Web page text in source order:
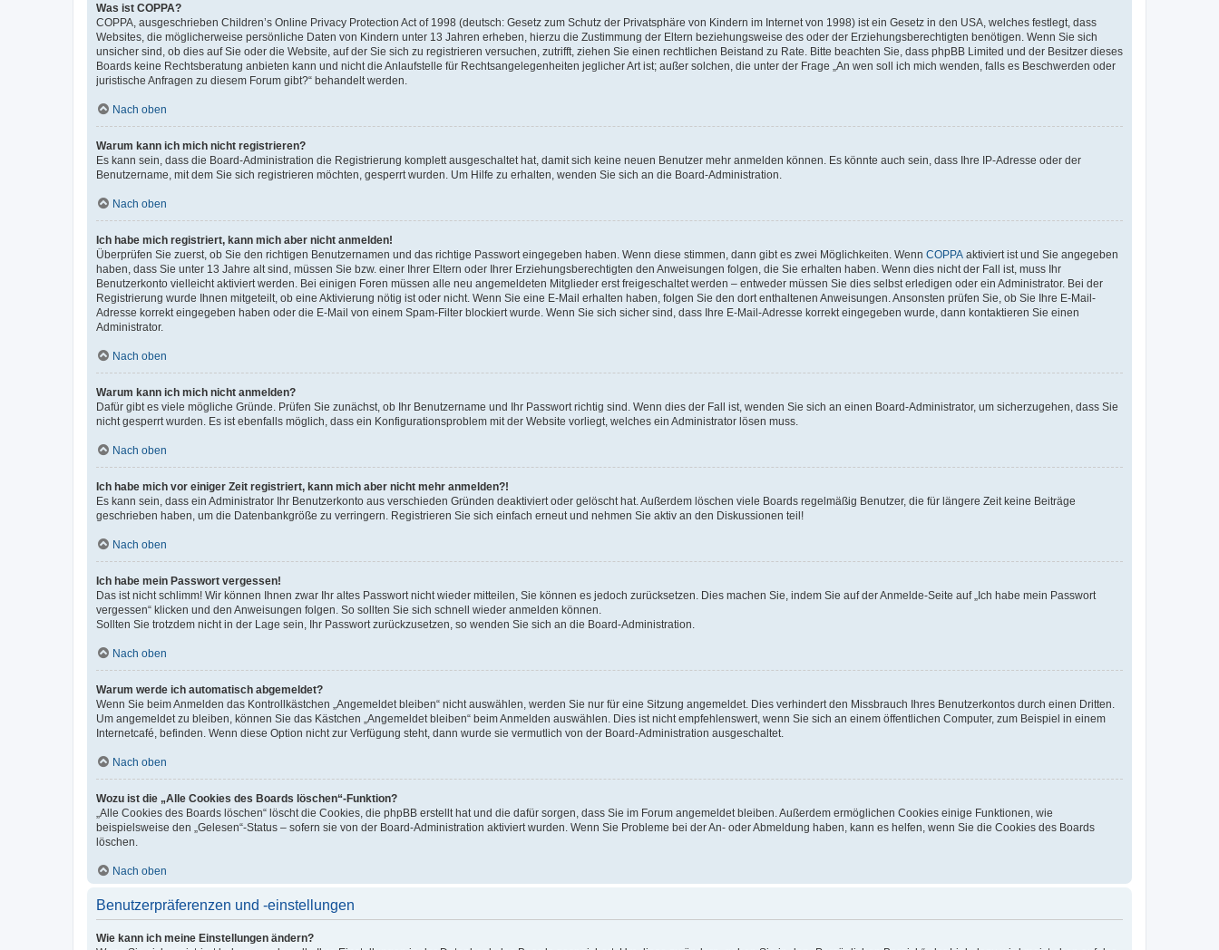
Was ist COPPA?
COPPA, ausgeschrieben Children’s Online Privacy Protection Act of 1998 (deutsch: Gesetz zum Schutz der Privatsphäre von Kindern im Internet von 1998) ist ein Gesetz in den USA, welches festlegt, dass
Websites, die möglicherweise persönliche Daten von Kindern unter 13 Jahren erheben, hierzu die Zustimmung der Eltern beziehungsweise des oder der Erziehungsberechtigten benötigen. Wenn Sie sich
unsicher sind, ob dies auf Sie oder die Website, auf der Sie sich zu registrieren versuchen, zutrifft, ziehen Sie einen rechtlichen Beistand zu Rate. Bitte beachten Sie, dass phpBB Limited und der Besitzer dieses
Boards keine Rechtsberatung anbieten kann und nicht die Anlaufstelle für Rechtsangelegenheiten jeglicher Art ist; außer solchen, die unter der Frage „An wen soll ich mich wenden, falls es Beschwerden oder
juristische Anfragen zu diesem Forum gibt?“ behandelt werden.
Nach oben
Warum kann ich mich nicht registrieren?
Es kann sein, dass die Board-Administration die Registrierung komplett ausgeschaltet hat, damit sich keine neuen Benutzer mehr anmelden können. Es könnte auch sein, dass Ihre IP-Adresse oder der
Benutzername, mit dem Sie sich registrieren möchten, gesperrt wurden. Um Hilfe zu erhalten, wenden Sie sich an die Board-Administration.
Nach oben
Ich habe mich registriert, kann mich aber nicht anmelden!
Überprüfen Sie zuerst, ob Sie den richtigen Benutzernamen und das richtige Passwort eingegeben haben. Wenn diese stimmen, dann gibt es zwei Möglichkeiten. Wenn COPPA aktiviert ist und Sie angegeben
haben, dass Sie unter 13 Jahre alt sind, müssen Sie bzw. einer Ihrer Eltern oder Ihrer Erziehungsberechtigten den Anweisungen folgen, die Sie erhalten haben. Wenn dies nicht der Fall ist, muss Ihr
Benutzerkonto vielleicht aktiviert werden. Bei einigen Foren müssen alle neu angemeldeten Mitglieder erst freigeschaltet werden – entweder müssen Sie dies selbst erledigen oder ein Administrator. Bei der
Registrierung wurde Ihnen mitgeteilt, ob eine Aktivierung nötig ist oder nicht. Wenn Sie eine E-Mail erhalten haben, folgen Sie den dort enthaltenen Anweisungen. Ansonsten prüfen Sie, ob Sie Ihre E-Mail-
Adresse korrekt eingegeben haben oder die E-Mail von einem Spam-Filter blockiert wurde. Wenn Sie sich sicher sind, dass Ihre E-Mail-Adresse korrekt eingegeben wurde, dann kontaktieren Sie einen
Administrator.
Nach oben
Warum kann ich mich nicht anmelden?
Dafür gibt es viele mögliche Gründe. Prüfen Sie zunächst, ob Ihr Benutzername und Ihr Passwort richtig sind. Wenn dies der Fall ist, wenden Sie sich an einen Board-Administrator, um sicherzugehen, dass Sie
nicht gesperrt wurden. Es ist ebenfalls möglich, dass ein Konfigurationsproblem mit der Website vorliegt, welches ein Administrator lösen muss.
Nach oben
Ich habe mich vor einiger Zeit registriert, kann mich aber nicht mehr anmelden?!
Es kann sein, dass ein Administrator Ihr Benutzerkonto aus verschieden Gründen deaktiviert oder gelöscht hat. Außerdem löschen viele Boards regelmäßig Benutzer, die für längere Zeit keine Beiträge
geschrieben haben, um die Datenbankgröße zu verringern. Registrieren Sie sich einfach erneut und nehmen Sie aktiv an den Diskussionen teil!
Nach oben
Ich habe mein Passwort vergessen!
Das ist nicht schlimm! Wir können Ihnen zwar Ihr altes Passwort nicht wieder mitteilen, Sie können es jedoch zurücksetzen. Dies machen Sie, indem Sie auf der Anmelde-Seite auf „Ich habe mein Passwort
vergessen“ klicken und den Anweisungen folgen. So sollten Sie sich schnell wieder anmelden können.
Sollten Sie trotzdem nicht in der Lage sein, Ihr Passwort zurückzusetzen, so wenden Sie sich an die Board-Administration.
Nach oben
Warum werde ich automatisch abgemeldet?
Wenn Sie beim Anmelden das Kontrollkästchen „Angemeldet bleiben“ nicht auswählen, werden Sie nur für eine Sitzung angemeldet. Dies verhindert den Missbrauch Ihres Benutzerkontos durch einen Dritten.
Um angemeldet zu bleiben, können Sie das Kästchen „Angemeldet bleiben“ beim Anmelden auswählen. Dies ist nicht empfehlenswert, wenn Sie sich an einem öffentlichen Computer, zum Beispiel in einem
Internetcafé, befinden. Wenn diese Option nicht zur Verfügung steht, dann wurde sie vermutlich von der Board-Administration ausgeschaltet.
Nach oben
Wozu ist die „Alle Cookies des Boards löschen“-Funktion?
„Alle Cookies des Boards löschen“ löscht die Cookies, die phpBB erstellt hat und die dafür sorgen, dass Sie im Forum angemeldet bleiben. Außerdem ermöglichen Cookies einige Funktionen, wie
beispielsweise den „Gelesen“-Status – sofern sie von der Board-Administration aktiviert wurden. Wenn Sie Probleme bei der An- oder Abmeldung haben, kann es helfen, wenn Sie die Cookies des Boards
löschen.
Nach oben
Benutzerpräferenzen und -einstellungen
Wie kann ich meine Einstellungen ändern?